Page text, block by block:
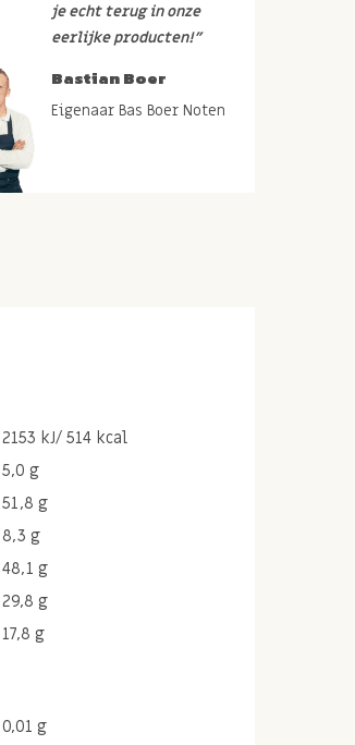
je echt terug in onze
eerlijke producten!”
Bastian Boer
Eigenaar Bas Boer Noten
2153 kJ/ 514 kcal
5,0 g
51,8 g
8,3 g
48,1 g
29,8 g
17,8 g
0,01 g